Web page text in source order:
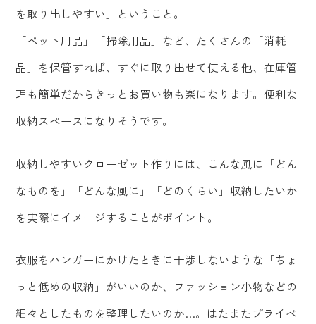
を取り出しやすい」ということ。
「ペット用品」「掃除用品」など、たくさんの「消耗
品」を保管すれば、すぐに取り出せて使える他、在庫管
理も簡単だからきっとお買い物も楽になります。便利な
収納スペースになりそうです。
収納しやすいクローゼット作りには、こんな風に「どん
なものを」「どんな風に」「どのくらい」収納したいか
を実際にイメージすることがポイント。
衣服をハンガーにかけたときに干渉しないような「ちょ
っと低めの収納」がいいのか、ファッション小物などの
細々としたものを整理したいのか…。はたまたプライベ